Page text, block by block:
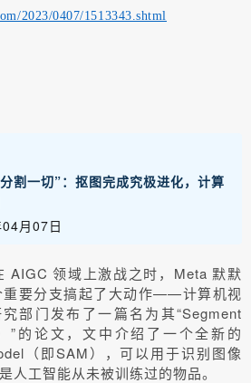
2023/0407/1513343.shtml
割一切”：抠图完成究极进化，计算
月07日
AIGC 领域上激战之时，Meta 默默
重要分支搞起了大动作——计算机视
部门发布了一篇名为其“Segment
”的论文，文中介绍了一个全新的
（即SAM），可以用于识别图像
人工智能从未被训练过的物品。